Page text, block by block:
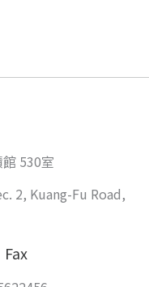
530室
2, Kuang-Fu Road,
Fax